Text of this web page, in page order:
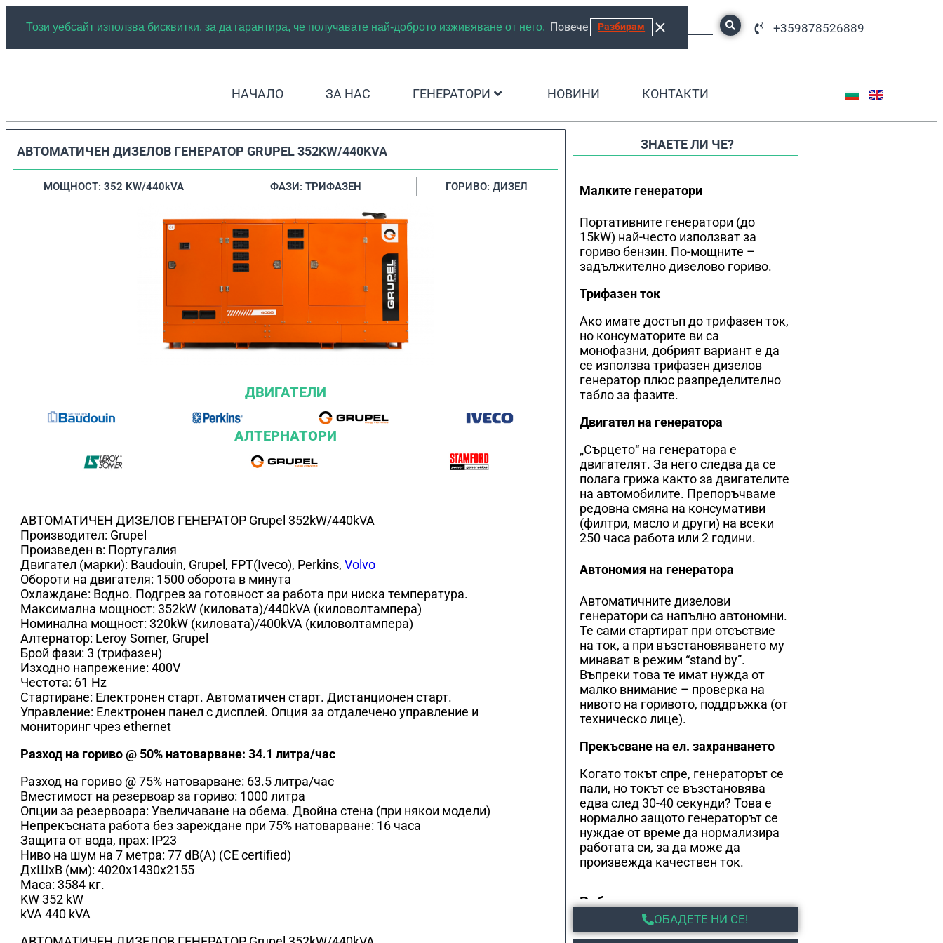
Този уебсайт използва бисквитки, за да гарантира, че получавате най-доброто изживяване от него. Повече Разбирам +359878526889
НАЧАЛО ЗА НАС ГЕНЕРАТОРИ НОВИНИ КОНТАКТИ
АВТОМАТИЧЕН ДИЗЕЛОВ ГЕНЕРАТОР GRUPEL 352KW/440KVA
МОЩНОСТ: 352 KW/440kVA ФАЗИ: ТРИФАЗЕН ГОРИВО: ДИЗЕЛ
ДВИГАТЕЛИ
АЛТЕРНАТОРИ
АВТОМАТИЧЕН ДИЗЕЛОВ ГЕНЕРАТОР Grupel 352kW/440kVA
Производител: Grupel
Произведен в: Португалия
Двигател (марки): Baudouin, Grupel, FPT(Iveco), Perkins, Volvo
Обороти на двигателя: 1500 оборота в минута
Охлаждане: Водно. Подгрев за готовност за работа при ниска температура.
Максимална мощност: 352kW (киловата)/440kVA (киловолтамперa)
Номинална мощност: 320kW (киловата)/400kVA (киловолтамперa)
Алтернатор: Leroy Somer, Grupel
Брой фази: 3 (трифазен)
Изходно напрежение: 400V
Честота: 61 Hz
Стартиране: Електронен старт. Автоматичен старт. Дистанционен старт.
Управление: Електронен панел с дисплей. Опция за отдалечено управление и
мониторинг чрез ethernet
Разход на гориво @ 50% натоварване: 34.1 литра/час
Разход на гориво @ 75% натоварване: 63.5 литра/час
Вместимост на резервоар за гориво: 1000 литра
Опции за резервоара: Увеличаване на обема. Двойна стена (при някои модели)
Непрекъсната работа без зареждане при 75% натоварване: 16 часа
Защита от вода, прах: IP23
Ниво на шум на 7 метра: 77 dB(A) (CE certified)
ДхШхВ (мм): 4020x1430x2155
Маса: 3584 кг.
KW 352 kW
kVA 440 kVA
ЗНАЕТЕ ЛИ ЧЕ?
Малките генератори
Портативните генератори (до
15kW) най-често използват за
гориво бензин. По-мощните –
задължително дизелово гориво.
Трифазен ток
Ако имате достъп до трифазен ток,
но консуматорите ви са
монофазни, добрият вариант е да
се използва трифазен дизелов
генератор плюс разпределително
табло за фазите.
Двигател на генератора
„Сърцето“ на генератора е
двигателят. За него следва да се
полага грижа както за двигателите
на автомобилите. Препоръчваме
редовна смяна на консумативи
(филтри, масло и други) на всеки
250 часа работа или 2 години.
Автономия на генератора
Автоматичните дизелови
генератори са напълно автономни.
Те сами стартират при отсъствие
на ток, а при възстановяването му
минават в режим “stand by”.
Въпреки това те имат нужда от
малко внимание – проверка на
нивото на горивото, поддръжка (от
техническо лице).
Прекъсване на ел. захранването
Когато токът спре, генераторът се
пали, но токът се възстановява
едва след 30-40 секунди? Това е
нормално защото генераторът се
нуждае от време да нормализира
работата си, за да може да
произвежда качествен ток.
Работа през зимата
ОБАДЕТЕ НИ СЕ!